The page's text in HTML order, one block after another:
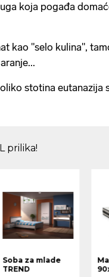
koja pogađa
kao "selo kulina",
stotina eutanazija